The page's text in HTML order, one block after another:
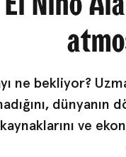
ne bekliyor?
dünyanın
ve